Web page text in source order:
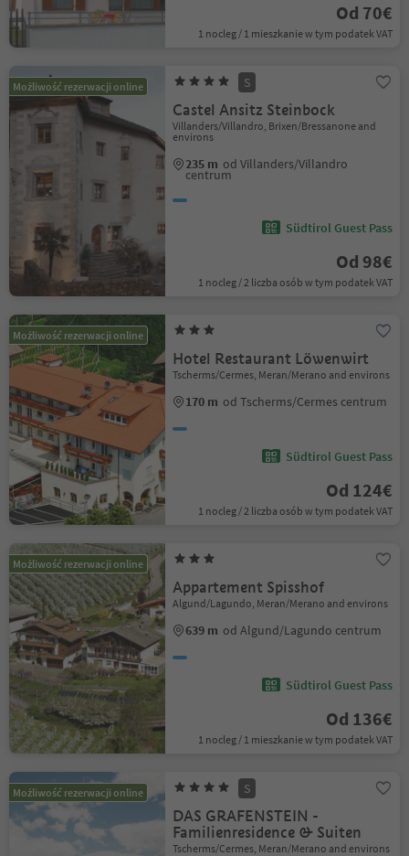
Od 70€
1 nocleg / 1 mieszkanie w tym podatek VAT
Możliwość rezerwacji online S
Castel Ansitz Steinbock
Villanders/Villandro, Brixen/Bressanone and
environs
235 m od Villanders/Villandro
centrum
Südtirol Guest Pass
Od 98€
1 nocleg / 2 liczba osób w tym podatek VAT
Możliwość rezerwacji online
Hotel Restaurant Löwenwirt
Tscherms/Cermes, Meran/Merano and environs
170 m od Tscherms/Cermes centrum
Südtirol Guest Pass
Od 124€
1 nocleg / 2 liczba osób w tym podatek VAT
Możliwość rezerwacji online
Appartement Spisshof
Algund/Lagundo, Meran/Merano and environs
639 m od Algund/Lagundo centrum
Südtirol Guest Pass
Od 136€
1 nocleg / 1 mieszkanie w tym podatek VAT
Możliwość rezerwacji online S
DAS GRAFENSTEIN -
Familienresidence & Suiten
Tscherms/Cermes, Meran/Merano and environs